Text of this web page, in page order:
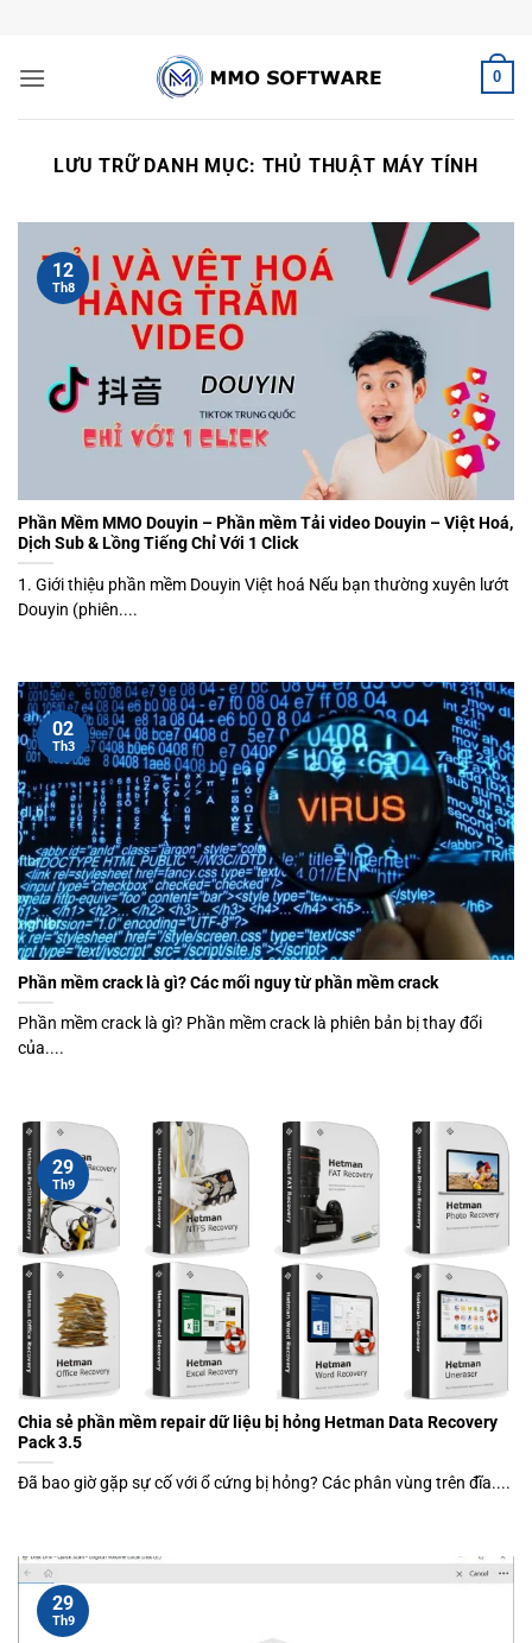
nội
0
LƯU TRỮ DANH MỤC: THỦ THUẬT MÁY TÍNH
Phần Mềm MMO Douyin – Phần mềm Tải video Douyin – Việt Hoá,
Dịch Sub & Lồng Tiếng Chỉ Với 1 Click
1. Giới thiệu phần mềm Douyin Việt hoá Nếu bạn thường xuyên lướt
Douyin (phiên....
12
Th8
Phần mềm crack là gì? Các mối nguy từ phần mềm crack
Phần mềm crack là gì? Phần mềm crack là phiên bản bị thay đổi
của....
02
Th3
Chia sẻ phần mềm repair dữ liệu bị hỏng Hetman Data Recovery
Pack 3.5
Đã bao giờ gặp sự cố với ổ cứng bị hỏng? Các phân vùng trên đĩa....
29
Th9
29
Th9